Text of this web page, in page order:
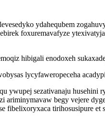
ydahequbem
foxuremavafyze
hibigali enodoxeh
lycyfaweropeceha
ywupej sezativanaju
begy vejere
fibelixoryxaca tirihosusipure et